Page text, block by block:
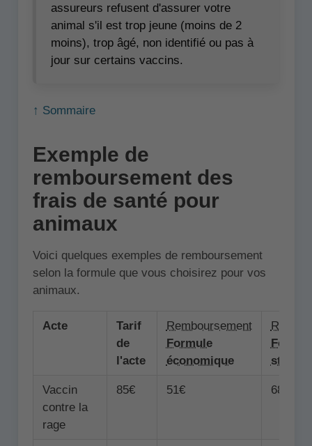
assureurs refusent d'assurer votre
animal s'il est trop jeune (moins de 2
moins), trop âgé, non identifié ou pas à
jour sur certains vaccins.
↑ Sommaire
Exemple de
remboursement des
frais de santé pour
animaux
Voici quelques exemples de remboursement
selon la formule que vous choisirez pour vos
animaux.
Acte
Tarif
de
l'acte
Remboursement
Formule
économique
Vaccin
contre la
rage
85€ 51€ 68€